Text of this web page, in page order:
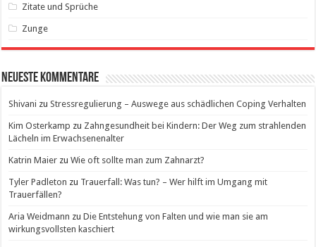
Zitate und Sprüche
Zunge
Neueste Kommentare
Shivani zuStressregulierung – Auswege aus schädlichen Coping Verhalten
Kim Osterkamp zu Zahngesundheit bei Kindern: Der Weg zum strahlenden
Lächeln im Erwachsenenalter
Katrin Maier zuWie oft sollte man zum Zahnarzt?
Tyler Padleton zu Trauerfall: Was tun? – Wer hilft im Umgang mit
Trauerfällen?
Aria Weidmann zuDie Entstehung von Falten und wie man sie am
wirkungsvollsten kaschiert